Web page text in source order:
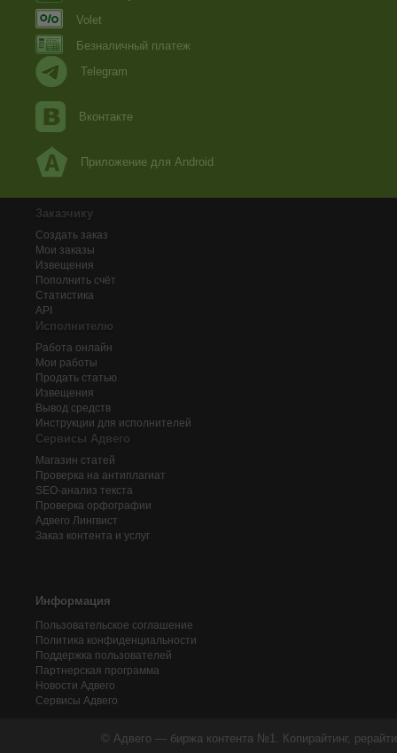
Volet
Безналичный платеж
Telegram
Вконтакте
Приложение для Android
Заказчику
Создать заказ
Мои заказы
Извещения
Пополнить счёт
Статистика
API
Исполнителю
Работа онлайн
Мои работы
Продать статью
Извещения
Вывод средств
Инструкции для исполнителей
Сервисы Адвего
Магазин статей
Проверка на антиплагиат
SEO-анализ текста
Проверка орфографии
Адвего Лингвист
Заказ контента и услуг
Информация
Пользовательское соглашение
Политика конфиденциальности
Поддержка пользователей
Партнерская программа
Новости Адвего
Сервисы Адвего
© Адвего — биржа контента №1. Копирайтинг,